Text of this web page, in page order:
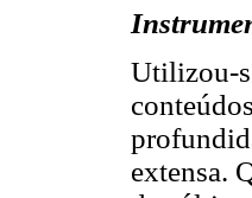
Utilizou-
extensa.